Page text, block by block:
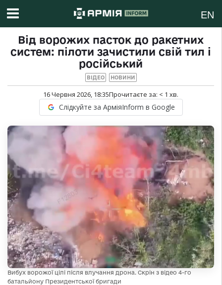
EN
Від ворожих пасток до ракетних
систем: пілоти зачистили свій тил і
російський
ВІДЕО НОВИНИ
16 Червня 2026, 18:35Прочитаєте за: < 1 хв.
Слідкуйте за АрміяInform в Google
Вибух ворожої цілі після влучання дрона. Скрін з відео 4-го
батальйону Президентської бригади